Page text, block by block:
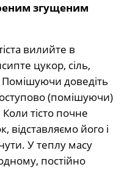
згущеним
вилийте в
цукор, сіль,
доведіть
(помішуючи)
тісто почне
відставляємо його і
У теплу масу
постійно